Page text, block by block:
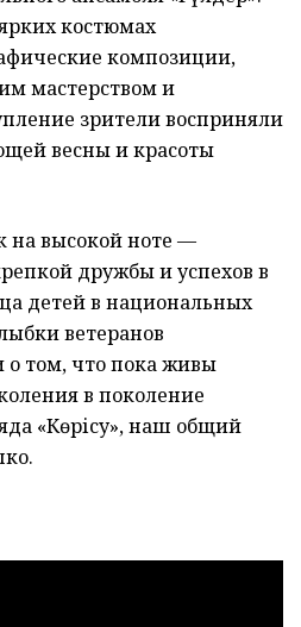
костюмах
композиции,
мастерством и
зрители восприняли
весны и красоты
на высокой ноте —
дружбы и успехов в
детей в национальных
ветеранов
о том, что пока живы
в поколение
«Көрісу», наш общий